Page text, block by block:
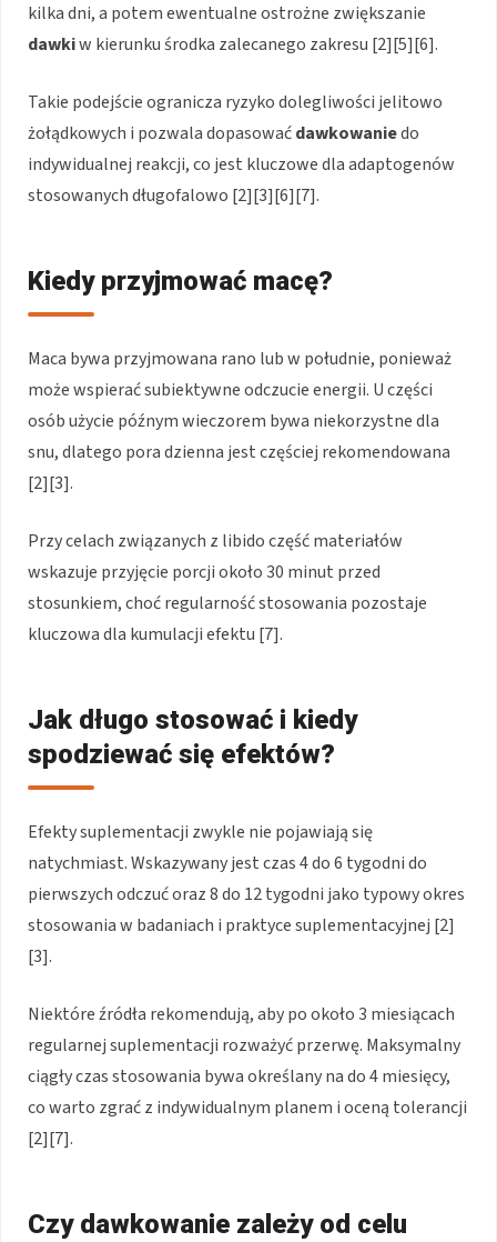
kilka dni, a potem ewentualne ostrożne zwiększanie
dawkiw kierunku środka zalecanego zakresu [2][5][6].
Takie podejście ogranicza ryzyko dolegliwości jelitowo
żołądkowych i pozwala dopasowaćdawkowaniedo
indywidualnej reakcji, co jest kluczowe dla adaptogenów
stosowanych długofalowo [2][3][6][7].
Kiedy przyjmować macę?
Maca bywa przyjmowana rano lub w południe, ponieważ
może wspierać subiektywne odczucie energii. U części
osób użycie późnym wieczorem bywa niekorzystne dla
snu, dlatego pora dzienna jest częściej rekomendowana
[2][3].
Przy celach związanych z libido część materiałów
wskazuje przyjęcie porcji około 30 minut przed
stosunkiem, choć regularność stosowania pozostaje
kluczowa dla kumulacji efektu [7].
Jak długo stosować i kiedy
spodziewać się efektów?
Efekty suplementacji zwykle nie pojawiają się
natychmiast. Wskazywany jest czas 4 do 6 tygodni do
pierwszych odczuć oraz 8 do 12 tygodni jako typowy okres
stosowania w badaniach i praktyce suplementacyjnej [2]
[3].
Niektóre źródła rekomendują, aby po około 3 miesiącach
regularnej suplementacji rozważyć przerwę. Maksymalny
ciągły czas stosowania bywa określany na do 4 miesięcy,
co warto zgrać z indywidualnym planem i oceną tolerancji
[2][7].
Czy dawkowanie zależy od celu